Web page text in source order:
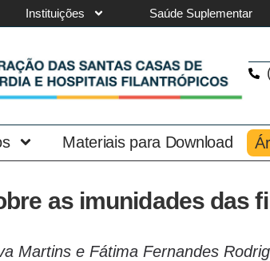
Instituições Saúde Suplementar
Materiais para Download
as imunidades das
Martins e Fátima Fernandes